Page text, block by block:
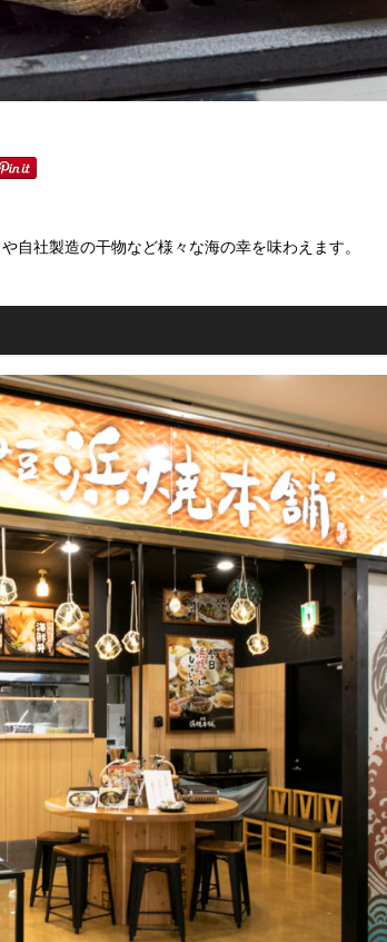
自社製造の干物など様々な海の幸を味わえます。